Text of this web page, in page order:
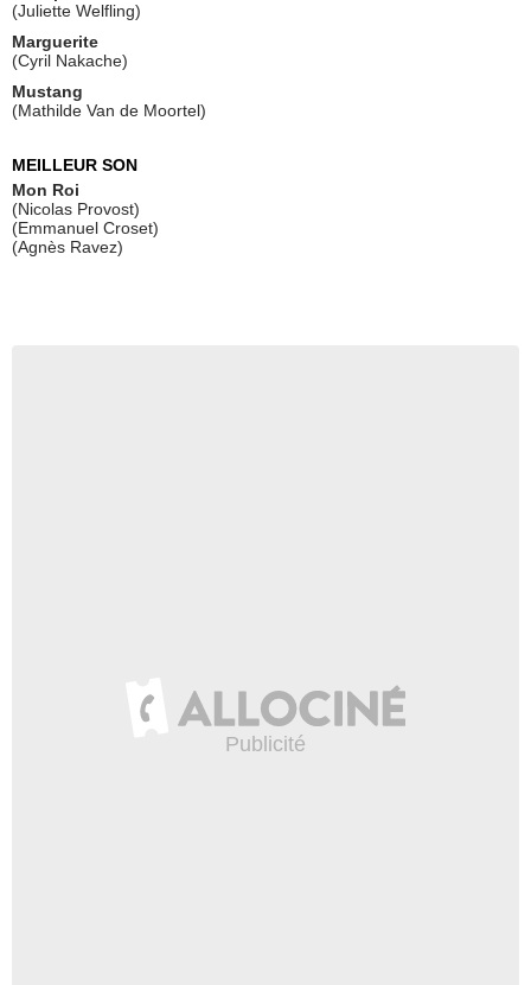
(Juliette Welfling)
Marguerite
(Cyril Nakache)
Mustang
(Mathilde Van de Moortel)
MEILLEUR SON
Mon Roi
(Nicolas Provost)
(Emmanuel Croset)
(Agnès Ravez)